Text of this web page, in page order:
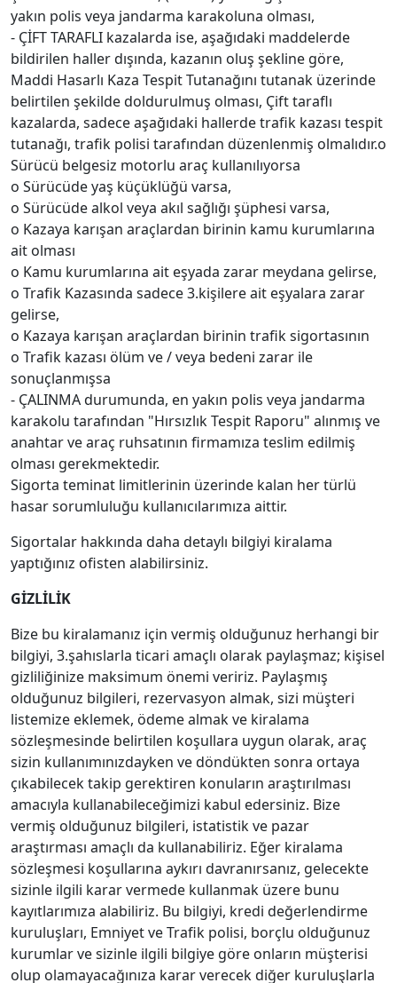
yakın polis veya jandarma karakoluna olması,
- ÇİFT TARAFLI kazalarda ise, aşağıdaki maddelerde
bildirilen haller dışında, kazanın oluş şekline göre,
Maddi Hasarlı Kaza Tespit Tutanağını tutanak üzerinde
belirtilen şekilde doldurulmuş olması, Çift taraflı
kazalarda, sadece aşağıdaki hallerde trafik kazası tespit
tutanağı, trafik polisi tarafından düzenlenmiş olmalıdır.o
Sürücü belgesiz motorlu araç kullanılıyorsa
o Sürücüde yaş küçüklüğü varsa,
o Sürücüde alkol veya akıl sağlığı şüphesi varsa,
o Kazaya karışan araçlardan birinin kamu kurumlarına
ait olması
o Kamu kurumlarına ait eşyada zarar meydana gelirse,
o Trafik Kazasında sadece 3.kişilere ait eşyalara zarar
gelirse,
o Kazaya karışan araçlardan birinin trafik sigortasının
o Trafik kazası ölüm ve / veya bedeni zarar ile
sonuçlanmışsa
- ÇALINMA durumunda, en yakın polis veya jandarma
karakolu tarafından "Hırsızlık Tespit Raporu" alınmış ve
anahtar ve araç ruhsatının firmamıza teslim edilmiş
olması gerekmektedir.
Sigorta teminat limitlerinin üzerinde kalan her türlü
hasar sorumluluğu kullanıcılarımıza aittir.
Sigortalar hakkında daha detaylı bilgiyi kiralama
yaptığınız ofisten alabilirsiniz.
GİZLİLİK
Bize bu kiralamanız için vermiş olduğunuz herhangi bir
bilgiyi, 3.şahıslarla ticari amaçlı olarak paylaşmaz; kişisel
gizliliğinize maksimum önemi veririz. Paylaşmış
olduğunuz bilgileri, rezervasyon almak, sizi müşteri
listemize eklemek, ödeme almak ve kiralama
sözleşmesinde belirtilen koşullara uygun olarak, araç
sizin kullanımınızdayken ve döndükten sonra ortaya
çıkabilecek takip gerektiren konuların araştırılması
amacıyla kullanabileceğimizi kabul edersiniz. Bize
vermiş olduğunuz bilgileri, istatistik ve pazar
araştırması amaçlı da kullanabiliriz. Eğer kiralama
sözleşmesi koşullarına aykırı davranırsanız, gelecekte
sizinle ilgili karar vermede kullanmak üzere bunu
kayıtlarımıza alabiliriz. Bu bilgiyi, kredi değerlendirme
kuruluşları, Emniyet ve Trafik polisi, borçlu olduğunuz
kurumlar ve sizinle ilgili bilgiye göre onların müşterisi
olup olamayacağınıza karar verecek diğer kuruluşlarla